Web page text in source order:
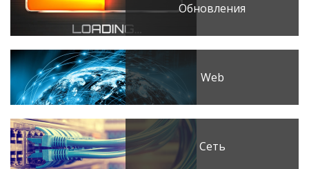
Обновления
Web
Сеть